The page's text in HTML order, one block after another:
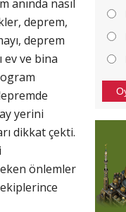
anında nasıl
deprem,
deprem
ev ve bina
yerini
dikkat çekti.
önlemler